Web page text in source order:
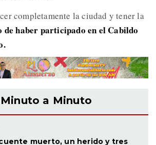
completamente la ciudad y tener la
de haber participado en el Cabildo
Minuto a Minuto
muerto, un herido y tres